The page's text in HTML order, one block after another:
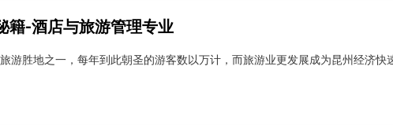
籍-酒店与旅游管理专业
游胜地之一，每年到此朝圣的游客数以万计，而旅游业更发展成为昆州经济快